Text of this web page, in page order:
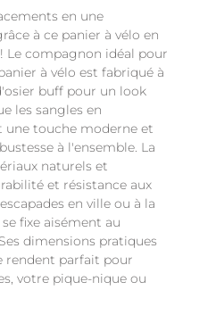
en une
à ce panier à vélo en
Le compagnon idéal pour
à vélo est fabriqué à
buff pour un look
les sangles en
une touche moderne et
à l'ensemble. La
naturels et
et résistance aux
en ville ou à la
fixe aisément au
dimensions pratiques
rendent parfait pour
votre pique-nique ou